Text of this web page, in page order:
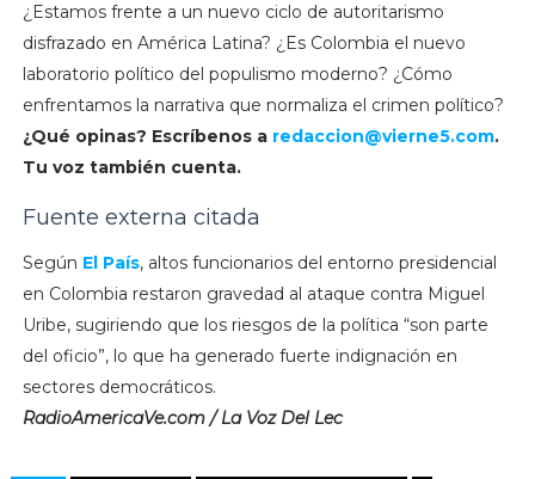
¿Estamos frente a un nuevo ciclo de autoritarismo
disfrazado en América Latina? ¿Es Colombia el nuevo
laboratorio político del populismo moderno? ¿Cómo
enfrentamos la narrativa que normaliza el crimen político?
¿Qué opinas? Escríbenos a redaccion@vierne5.com.
Tu voz también cuenta.
Fuente externa citada
Según El País, altos funcionarios del entorno presidencial
en Colombia restaron gravedad al ataque contra Miguel
Uribe, sugiriendo que los riesgos de la política “son parte
del oficio”, lo que ha generado fuerte indignación en
sectores democráticos.
RadioAmericaVe.com / La Voz Del Lec